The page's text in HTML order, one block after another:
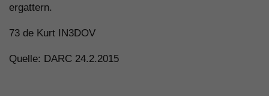
ergattern.
73 de Kurt IN3DOV
Quelle: DARC 24.2.2015